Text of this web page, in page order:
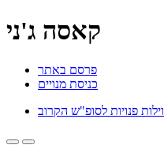
קאסה ג'ני
פרסם באתר
כניסת מנויים
וילות פנויות לסופ"ש הקרוב